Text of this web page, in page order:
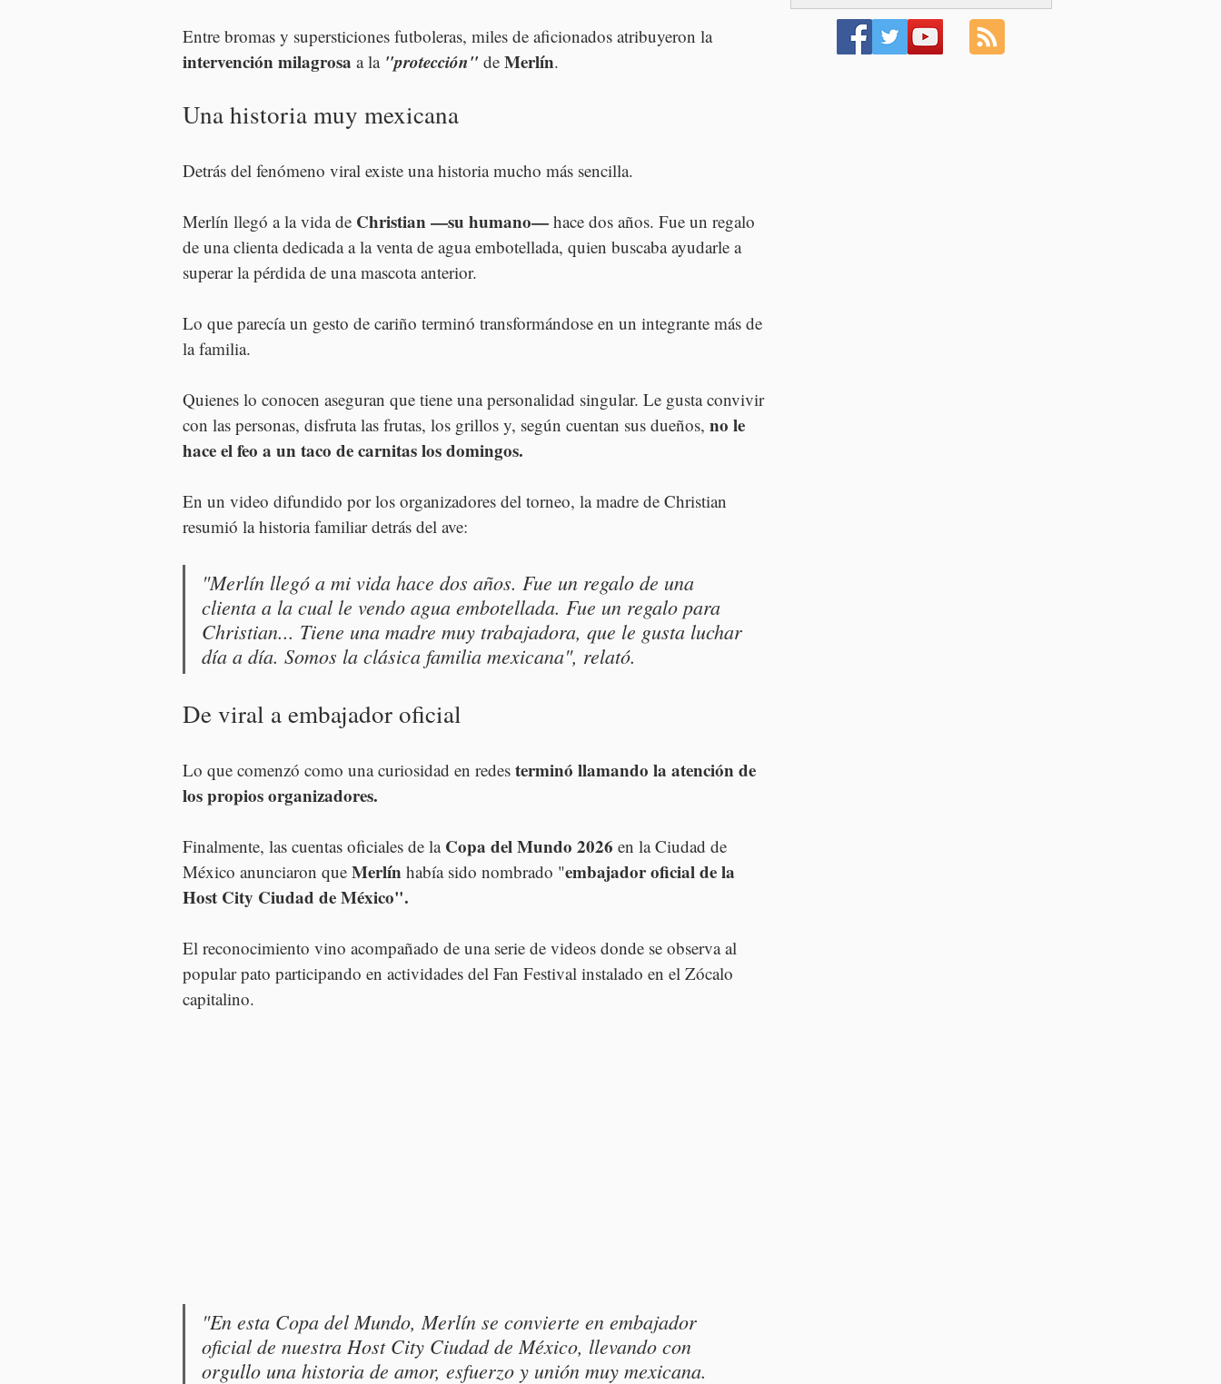
Entre bromas y supersticiones futboleras, miles de aficionados atribuyeron la
intervención milagrosa a la "protección" de Merlín.
Una historia muy mexicana
Detrás del fenómeno viral existe una historia mucho más sencilla.
Merlín llegó a la vida de Christian —su humano— hace dos años. Fue un regalo
de una clienta dedicada a la venta de agua embotellada, quien buscaba ayudarle a
superar la pérdida de una mascota anterior.
Lo que parecía un gesto de cariño terminó transformándose en un integrante más de
la familia.
Quienes lo conocen aseguran que tiene una personalidad singular. Le gusta convivir
con las personas, disfruta las frutas, los grillos y, según cuentan sus dueños, no le
hace el feo a un taco de carnitas los domingos.
En un video difundido por los organizadores del torneo, la madre de Christian
resumió la historia familiar detrás del ave:
"Merlín llegó a mi vida hace dos años. Fue un regalo de una
clienta a la cual le vendo agua embotellada. Fue un regalo para
Christian... Tiene una madre muy trabajadora, que le gusta luchar
día a día. Somos la clásica familia mexicana", relató.
De viral a embajador oficial
Lo que comenzó como una curiosidad en redes terminó llamando la atención de
los propios organizadores.
Finalmente, las cuentas oficiales de la Copa del Mundo 2026 en la Ciudad de
México anunciaron que Merlín había sido nombrado "embajador oficial de la
Host City Ciudad de México".
El reconocimiento vino acompañado de una serie de videos donde se observa al
popular pato participando en actividades del Fan Festival instalado en el Zócalo
capitalino.
"En esta Copa del Mundo, Merlín se convierte en embajador
oficial de nuestra Host City Ciudad de México, llevando con
orgullo una historia de amor, esfuerzo y unión muy mexicana.